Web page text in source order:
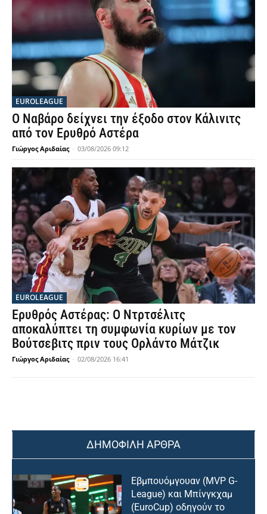
EUROLEAGUE
Ο Ναβάρο δείχνει την έξοδο στον Κάλινιτς
από τον Ερυθρό Αστέρα
Γιώργος Αριδαίας - 03/08/2026 09:12
EUROLEAGUE
Ερυθρός Αστέρας: Ο Ντρτσέλιτς
αποκαλύπτει τη συμφωνία κυρίων με τον
Βούτσεβιτς πριν τους Ορλάντο Μάτζικ
Γιώργος Αριδαίας - 02/08/2026 16:41
ΔΗΜΟΦΙΛΗ ΑΡΘΡΑ
Εβμπουόμγουαν (MVP G-
League) και Μπίνγκχαμ
(EuroCup) οδηγούν το